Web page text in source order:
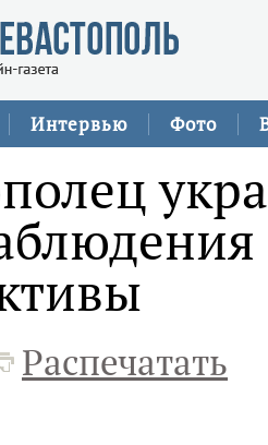
Интервью Фото
Распечатать